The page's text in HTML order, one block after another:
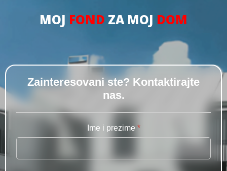
MOJ FOND ZA MOJ DOM
Zainteresovani ste? Kontaktirajte
nas.
Ime i prezime *